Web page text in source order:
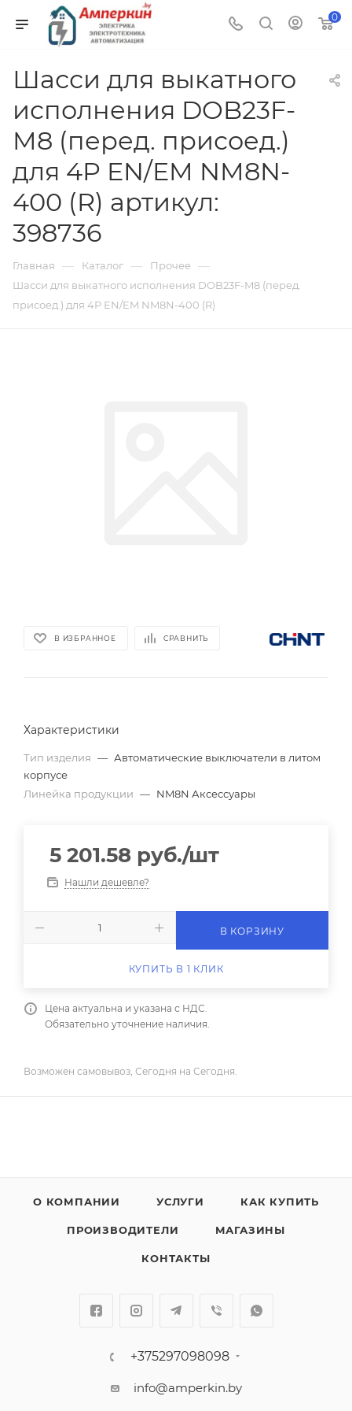
0
Шасси для выкатного
исполнения DOB23F-
M8 (перед. присоед.)
для 4P EN/EM NM8N-
400 (R) артикул:
398736
Главная — Каталог — Прочее —
Шасси для выкатного исполнения DOB23F-M8 (перед.
присоед.) для 4P EN/EM NM8N-400 (R)
В ИЗБРАННОЕ СРАВНИТЬ
Характеристики
Тип изделия — Автоматические выключатели в литом
корпусе
Линейка продукции — NM8N Аксессуары
5 201.58 руб./шт
Нашли дешевле?
В КОРЗИНУ
КУПИТЬ В 1 КЛИК
Цена актуальна и указана с НДС.
Обязательно уточнение наличия.
Возможен самовывоз, Сегодня на Сегодня.
О КОМПАНИИ УСЛУГИ КАК КУПИТЬ
ПРОИЗВОДИТЕЛИ МАГАЗИНЫ
КОНТАКТЫ
+375297098098
info@amperkin.by